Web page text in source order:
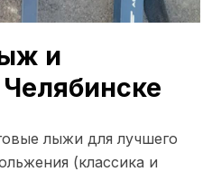
и
лыжи для лучшего
(клaсcикa и